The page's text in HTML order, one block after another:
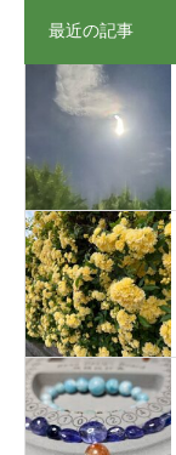
最近の記事